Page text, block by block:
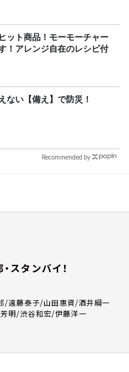
ット商品！モーモーチャー
！アレンジ自在のレシピ付
ない【備え】で防災！
Recommended by
スタンバイ！
/遠藤泰子/山田惠資/酒井綱一
明/渋谷和宏/伊藤洋一